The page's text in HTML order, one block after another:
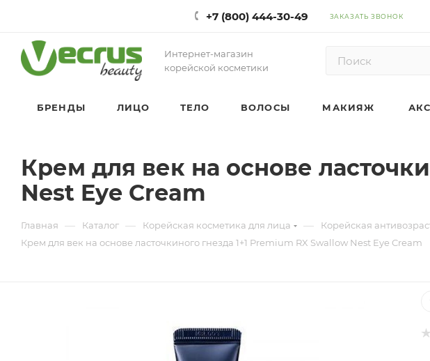
+7 (800) 444-30-49 ЗАКАЗАТЬ ЗВОНОК
Интернет-магазин
корейской косметики
БРЕНДЫ ЛИЦО ТЕЛО ВОЛОСЫ МАКИЯЖ
Крем для век на основе
Nest Eye Cream
Главная — Каталог — Корейская косметика для лица — Корейская
Крем для век на основе ласточкиного гнезда 1+1 Premium RX Swallow Nest Eye Cream